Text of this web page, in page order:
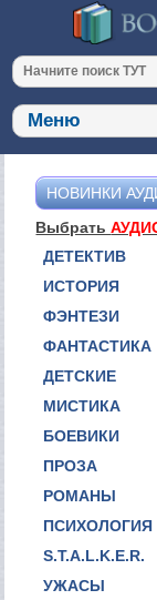
НОВИНКИ
Выбрать
ДЕТЕКТИВ
ИСТОРИЯ
ФЭНТЕЗИ
ФАНТАСТИКА
ДЕТСКИЕ
МИСТИКА
БОЕВИКИ
ПРОЗА
РОМАНЫ
ПСИХОЛОГИЯ
S.T.A.L.K.E.R.
УЖАСЫ